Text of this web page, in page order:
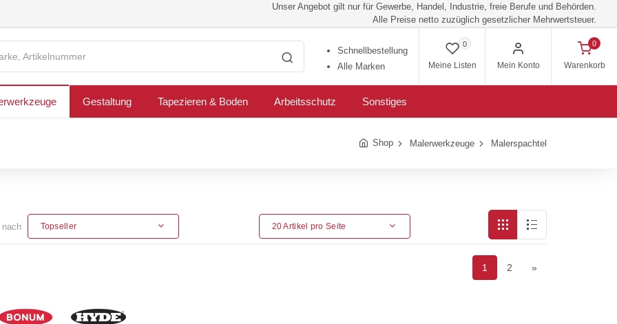
Unser Angebot gilt nur für Gewerbe, Handel, Industrie, freie Berufe und Behörden.
Alle Preise netto zuzüglich gesetzlicher Mehrwertsteuer.
Schnellbestellung
Alle Marken
0
Meine Listen Mein Konto
0
Warenkorb
Gestaltung Tapezieren & Boden Arbeitsschutz Sonstiges
Shop Malerwerkzeuge Malerspachtel
nach Topseller 20 Artikel pro Seite
1 2 »